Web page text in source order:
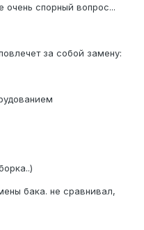
очень спорный вопрос...
за собой замену:
бака. не сравнивал,